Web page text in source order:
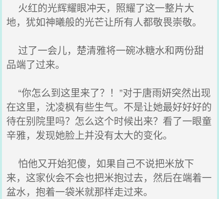
火红的光辉耀眼冲天，照耀了这一整片大
地，犹如神曦般的光芒让所有人都敬畏崇敬。
过了一会儿，楚清雅将一碗冰糖水和两份甜
品端了过来。
“你怎么到这里来了？！”对于唐雨妍突然出现
在这里，沈凌枫有些生气。不是让她最好好好的
待在别院里吗？怎么这个时候出来？看了一眼童
辛雅，发现她脸上并没有太大的变化。
怕他又开始犯傻，如果自己不说把米放下
来，这家伙会不会也把米抱过去，然后在端着一
盆水，抱着一袋米就那样走过来。